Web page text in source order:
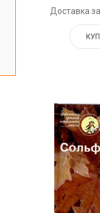
Доставка